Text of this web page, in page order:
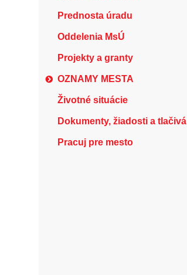
Prednosta úradu
Oddelenia MsÚ
Projekty a granty
OZNAMY MESTA
Životné situácie
Dokumenty, žiadosti a tlačivá
Pracuj pre mesto